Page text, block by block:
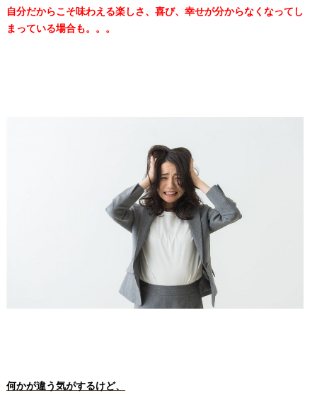
自分だからこそ味わえる楽しさ、喜び、幸せが分からなくなってし
まっている場合も。。。
何かが違う気がするけど、